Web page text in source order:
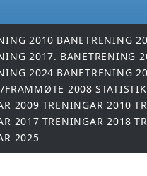
2010 BANETRENING
2017. BANETRENING
2024 BANETRENING
FRAMMØTE 2008
2009 TRENINGAR 2010
2017 TRENINGAR 2018
2025